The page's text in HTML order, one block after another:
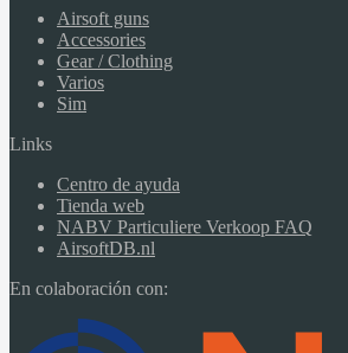
Airsoft guns
Accessories
Gear / Clothing
Varios
Sim
Links
Centro de ayuda
Tienda web
NABV Particuliere Verkoop FAQ
AirsoftDB.nl
En colaboración con: